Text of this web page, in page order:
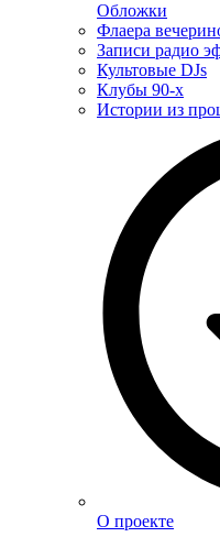
Обложки
Флаера
Записи радио
Культовые DJs
Клубы 90-х
Истории из
О проекте